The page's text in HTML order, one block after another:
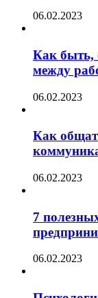
06.02.2023
Как быть,
между
06.02.2023
Как
06.02.2023
7
06.02.2023